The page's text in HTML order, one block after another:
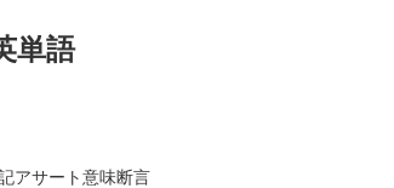
単語
アサート意味断言